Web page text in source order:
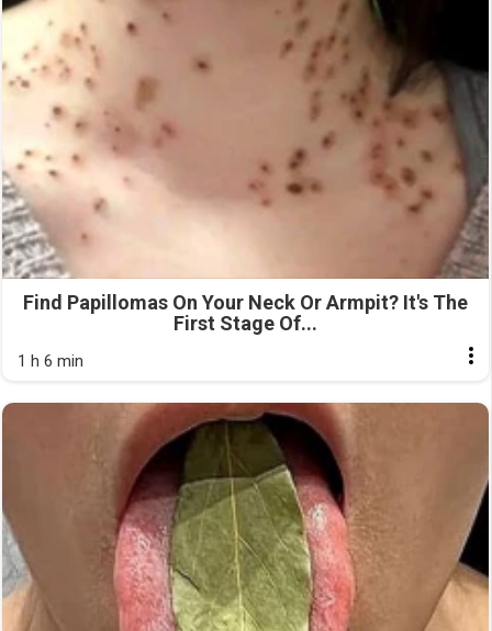
Find Papillomas On Your Neck Or Armpit? It's The
First Stage Of...
1 h 6 min